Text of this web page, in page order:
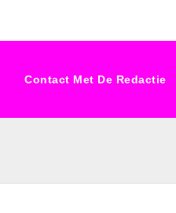
Contact Met De Redactie